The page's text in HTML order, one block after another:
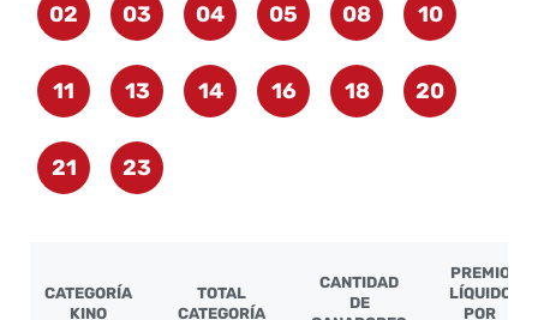
02 03 04 05 08 10
11 13 14 16 18 20
21 23
CATEGORÍA
KINO
TOTAL
CATEGORÍA
CANTIDAD
DE
PREMIO
LÍQUIDO
POR